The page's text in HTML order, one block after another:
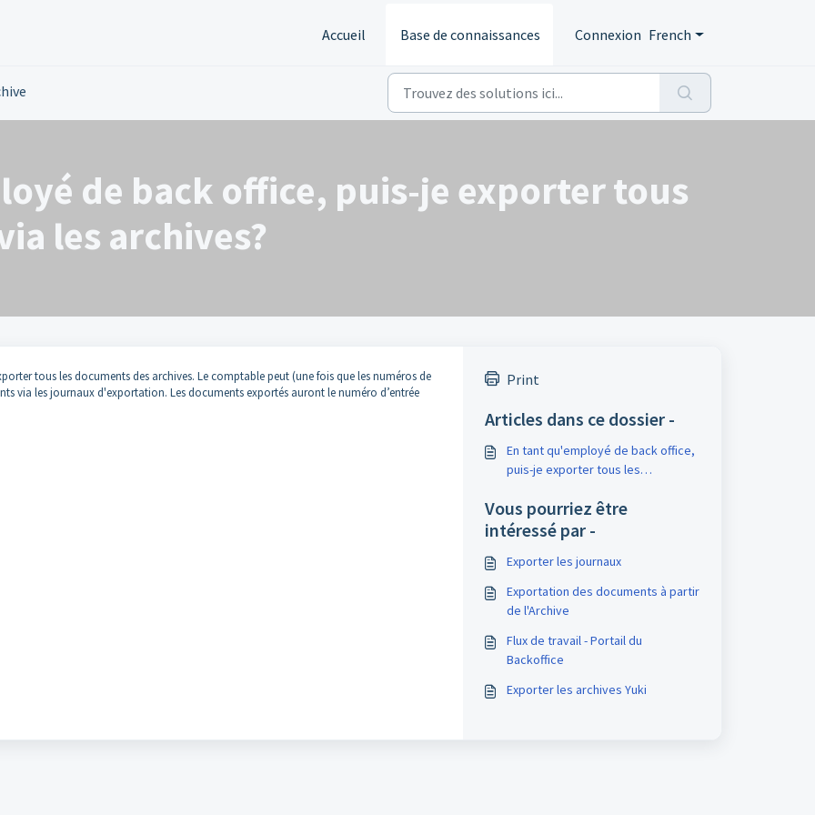
Accueil Base de connaissances Connexion French
de back office, puis-je exporter tous
les archives?
tous les documents des archives. Le comptable peut (une fois que les numéros de
via les journaux d'exportation. Les documents exportés auront le numéro d’entrée
Print
Articles dans ce dossier -
En tant qu'employé de back office,
puis-je exporter tous les
Vous pourriez être
intéressé par -
Exporter les journaux
Exportation des documents à partir
de l'Archive
Flux de travail - Portail du
Backoffice
Exporter les archives Yuki